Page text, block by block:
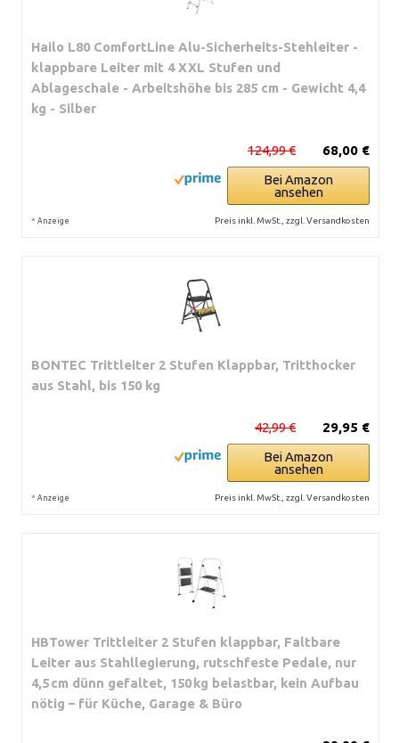
Hailo L80 ComfortLine Alu-Sicherheits-Stehleiter -
klappbare Leiter mit 4 XXL Stufen und
Ablageschale - Arbeitshöhe bis 285 cm - Gewicht 4,4
kg - Silber
68,00 €
124,99 €
Bei Amazon
ansehen
* Anzeige Preis inkl. MwSt., zzgl. Versandkosten
BONTEC Trittleiter 2 Stufen Klappbar, Tritthocker
aus Stahl, bis 150 kg
29,95 €
42,99 €
Bei Amazon
ansehen
* Anzeige Preis inkl. MwSt., zzgl. Versandkosten
HBTower Trittleiter 2 Stufen klappbar, Faltbare
Leiter aus Stahllegierung, rutschfeste Pedale, nur
4,5 cm dünn gefaltet, 150 kg belastbar, kein Aufbau
nötig – für Küche, Garage & Büro